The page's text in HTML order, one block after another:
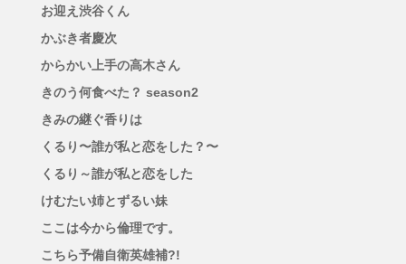
お迎え渋谷くん
かぶき者慶次
からかい上手の高木さん
きのう何食べた？ season2
きみの継ぐ香りは
くるり〜誰が私と恋をした？〜
くるり～誰が私と恋をした
けむたい姉とずるい妹
ここは今から倫理です。
こちら予備自衛英雄補?!